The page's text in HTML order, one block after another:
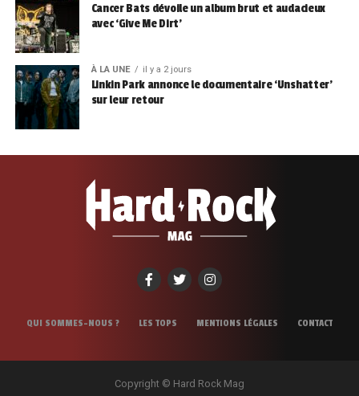
Cancer Bats dévoile un album brut et audacieux
avec ‘Give Me Dirt’
À LA UNE il y a 2 jours
Linkin Park annonce le documentaire ‘Unshatter’
sur leur retour
QUI SOMMES-NOUS ? LES TOPS MENTIONS LÉGALES CONTACT
Copyright © Hard Rock Mag